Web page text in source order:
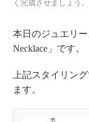
イ
リ
ン
く完成させましょう。
本日のジュエリ
Necklace」です。
上記スタイリン
ます。